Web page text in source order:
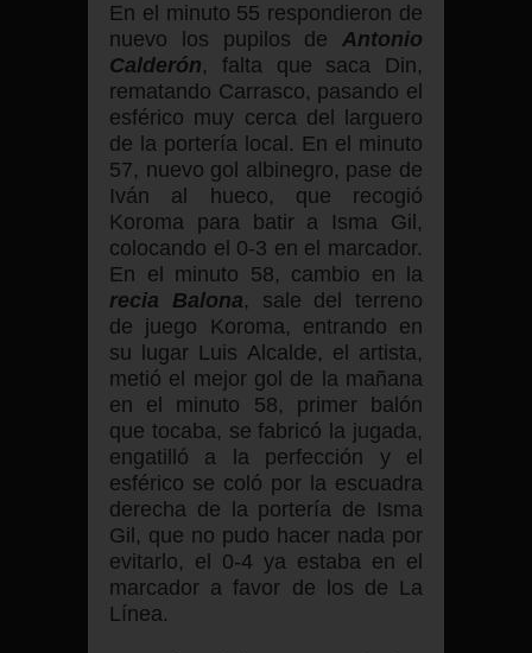
En el minuto 55 respondieron de
nuevo los pupilos de Antonio
Calderón, falta que saca Din,
rematando Carrasco, pasando el
esférico muy cerca del larguero
de la portería local. En el minuto
57, nuevo gol albinegro, pase de
Iván al hueco, que recogió
Koroma para batir a Isma Gil,
colocando el 0-3 en el marcador.
En el minuto 58, cambio en la
recia Balona, sale del terreno
de juego Koroma, entrando en
su lugar Luis Alcalde, el artista,
metió el mejor gol de la mañana
en el minuto 58, primer balón
que tocaba, se fabricó la jugada,
engatilló a la perfección y el
esférico se coló por la escuadra
derecha de la portería de Isma
Gil, que no pudo hacer nada por
evitarlo, el 0-4 ya estaba en el
marcador a favor de los de La
Línea.